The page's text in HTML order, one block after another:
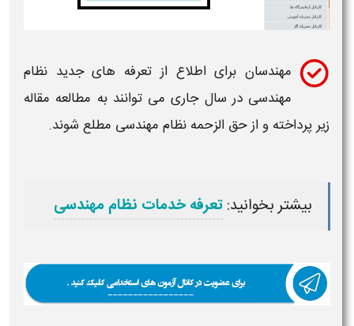
مهندسان برای اطلاع از تعرفه های جدید نظام
مهندسی در سال جاری می توانند به مطالعه مقاله
زیر پرداخته و از حق الزحمه نظام مهندسی مطلع شوند.
بیشتر بخوانید:تعرفه خدمات نظام مهندسی